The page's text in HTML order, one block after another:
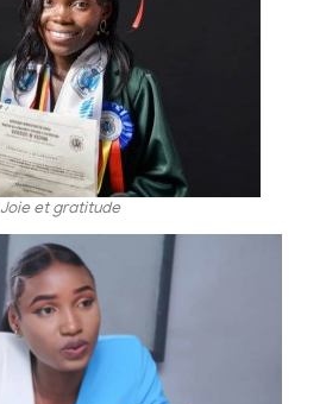
Joie et gratitude